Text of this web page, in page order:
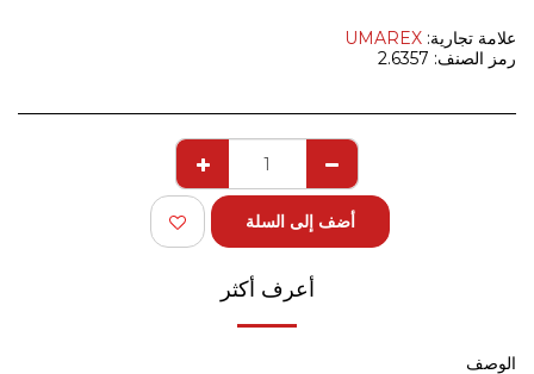
علامة تجارية: UMAREX
رمز الصنف: 2.6357
أضف إلى السلة
أعرف أكثر
الوصف